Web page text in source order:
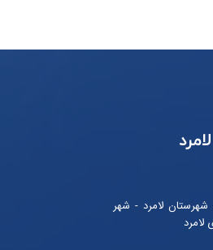
لامرد - شهر
لامرد